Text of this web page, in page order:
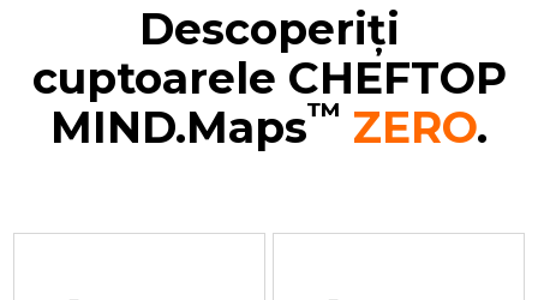
Descoperiți
cuptoarele CHEFTOP
MIND.Maps™ ZERO.